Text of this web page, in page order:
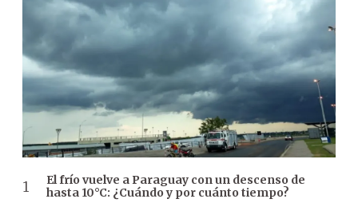
El frío vuelve a Paraguay con un descenso de
hasta 10°C: ¿Cuándo y por cuánto tiempo?